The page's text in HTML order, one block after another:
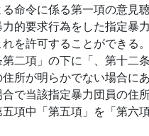
命令に係る第一項の意見
的要求行為をした指定暴
を許可することができる。
二項」の下に「、第十二
所が明らかでない場合に
で当該指定暴力団員の住
項中「第五項」を「第六